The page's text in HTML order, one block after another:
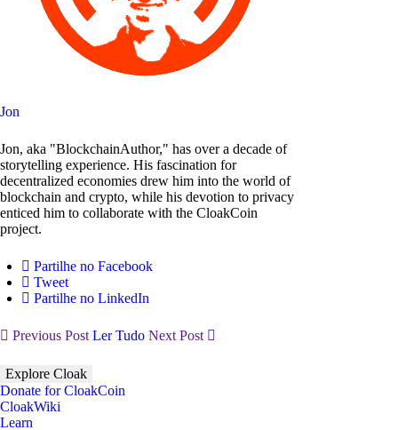
Jon
Jon, aka "BlockchainAuthor," has over a decade of
storytelling experience. His fascination for
decentralized economies drew him into the world of
blockchain and crypto, while his devotion to privacy
enticed him to collaborate with the CloakCoin
project.
Partilhe no Facebook
Tweet
Partilhe no LinkedIn
Previous Post Ler Tudo Next Post
Explore Cloak
Donate for CloakCoin
CloakWiki
Learn